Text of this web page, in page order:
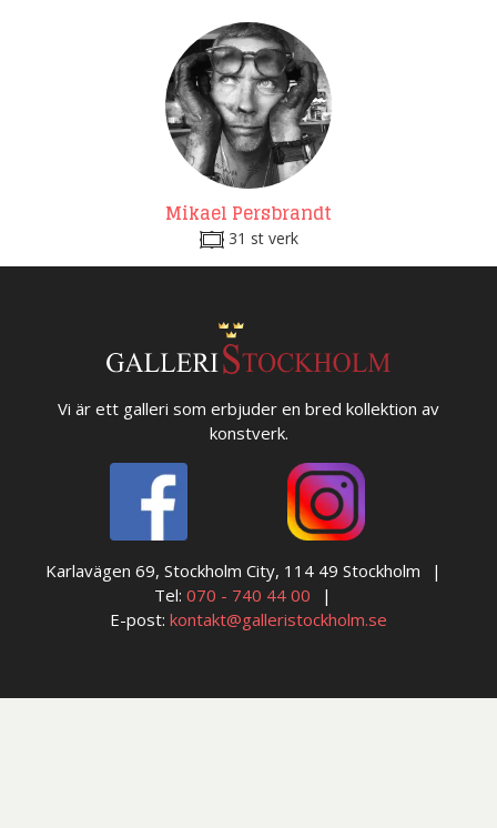
Mikael Persbrandt
31 st verk
Vi är ett galleri som erbjuder en bred kollektion av
konstverk.
Karlavägen 69, Stockholm City, 114 49 Stockholm
Tel: 070 - 740 44 00
E-post: kontakt@galleristockholm.se